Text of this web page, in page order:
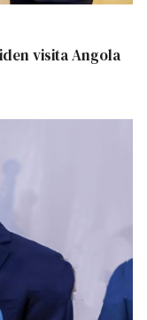
visita Angola